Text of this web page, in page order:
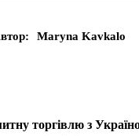
Maryna Kavkalo
торгівлю з